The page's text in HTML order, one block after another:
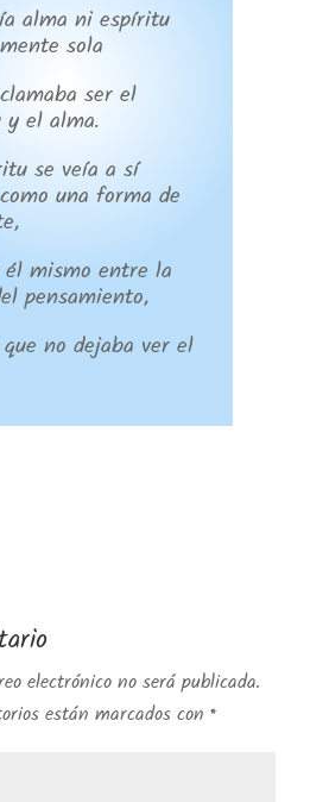
alma ni espíritu
sola
ser el
el alma.
se veía a sí
una forma de
él mismo entre la
pensamiento,
no dejaba ver el
electrónico no será publicada.
están marcados con *